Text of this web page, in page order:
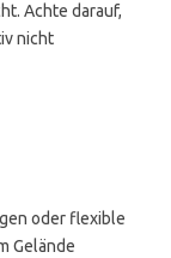
Achte darauf,
nicht
oder flexible
Gelände